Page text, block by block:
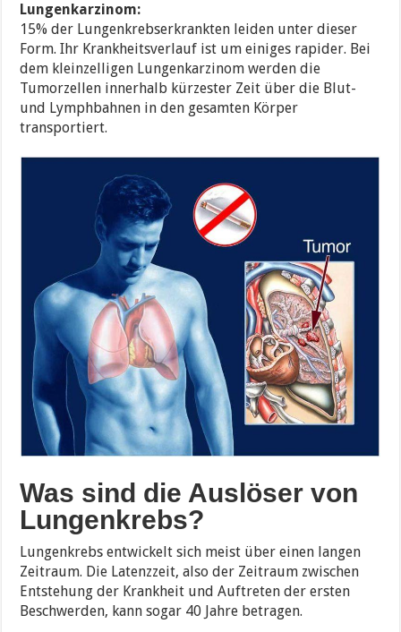
Lungenkarzinom:
15% der Lungenkrebserkrankten leiden unter dieser
Form. Ihr Krankheitsverlauf ist um einiges rapider. Bei
dem kleinzelligen Lungenkarzinom werden die
Tumorzellen innerhalb kürzester Zeit über die Blut-
und Lymphbahnen in den gesamten Körper
transportiert.
Was sind die Auslöser von
Lungenkrebs?
Lungenkrebs entwickelt sich meist über einen langen
Zeitraum. Die Latenzzeit, also der Zeitraum zwischen
Entstehung der Krankheit und Auftreten der ersten
Beschwerden, kann sogar 40 Jahre betragen.